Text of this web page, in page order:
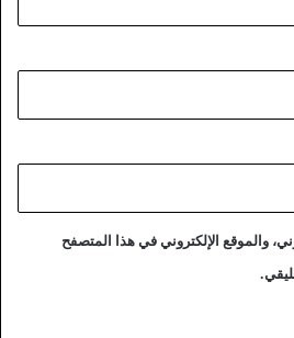
والموقع الإلكتروني في هذا المتصفح